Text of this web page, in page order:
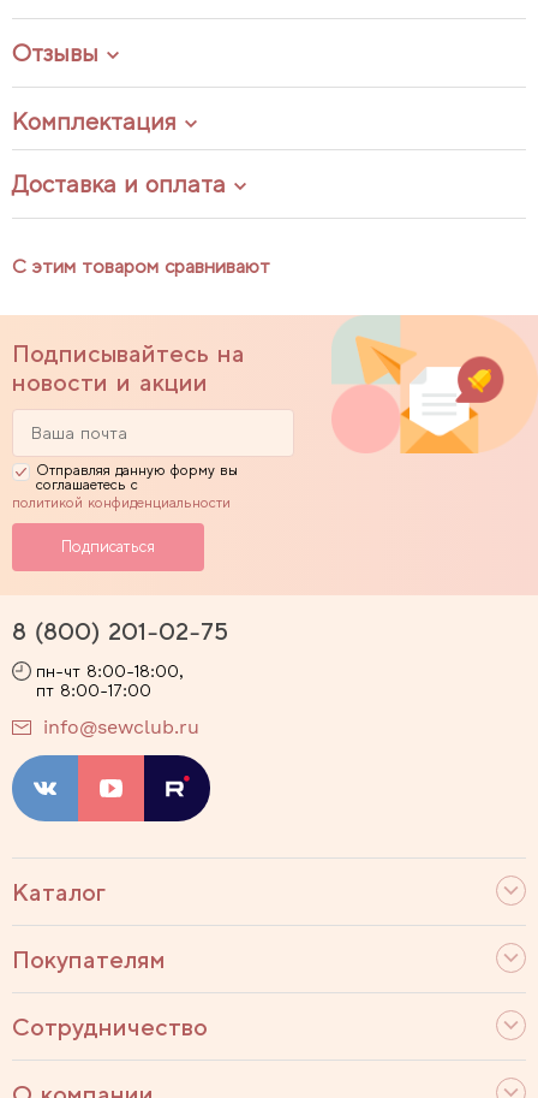
Отзывы
Комплектация
Доставка и оплата
С этим товаром сравнивают
Подписывайтесь на
новости и акции
Отправляя данную форму вы
соглашаетесь с
политикой конфиденциальности
Каталог
Покупателям
Сотрудничество
8 (800) 201-02-75
пн-чт 8:00-18:00,
пт 8:00-17:00
info@sewclub.ru